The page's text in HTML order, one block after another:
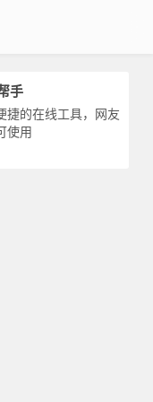
手
捷的在线工具，网友
使用